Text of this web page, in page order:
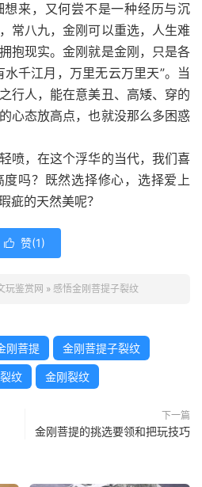
来，又何尝不是一种经历与沉
常八九，金刚可以重选，人生难
抱现实。金刚就是金刚，只是各
千江月，万里无云万里天”。当
行人，能在意美丑、高矮、穿的
心态放高点，也就没那么多困惑
喷，在这个浮华的当代，我们喜
吗？既然选择修心，选择爱上
疵的天然美呢？
 赞(1)
玩鉴赏网 » 感悟金刚菩提子裂纹
刚菩提 金刚菩提子裂纹
纹 金刚裂纹
下一篇
金刚菩提的挑选要领和把玩技巧